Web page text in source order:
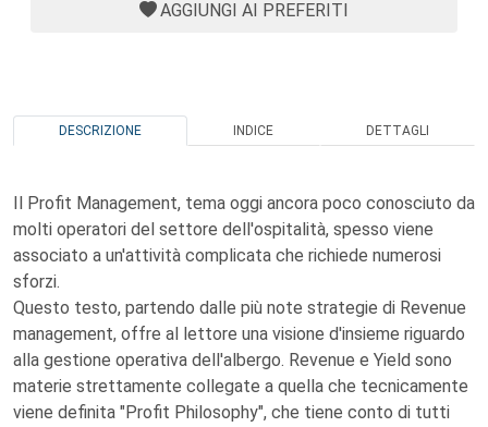
AGGIUNGI AI PREFERITI
DESCRIZIONE INDICE DETTAGLI
Il Profit Management, tema oggi ancora poco conosciuto da
molti operatori del settore dell'ospitalità, spesso viene
associato a un'attività complicata che richiede numerosi
sforzi.
Questo testo, partendo dalle più note strategie di Revenue
management, offre al lettore una visione d'insieme riguardo
alla gestione operativa dell'albergo. Revenue e Yield sono
materie strettamente collegate a quella che tecnicamente
viene definita "Profit Philosophy", che tiene conto di tutti